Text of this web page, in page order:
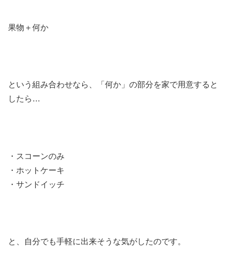
果物＋何か
という組み合わせなら、「何か」の部分を家で用意すると
したら…
・スコーンのみ
・ホットケーキ
・サンドイッチ
と、自分でも手軽に出来そうな気がしたのです。